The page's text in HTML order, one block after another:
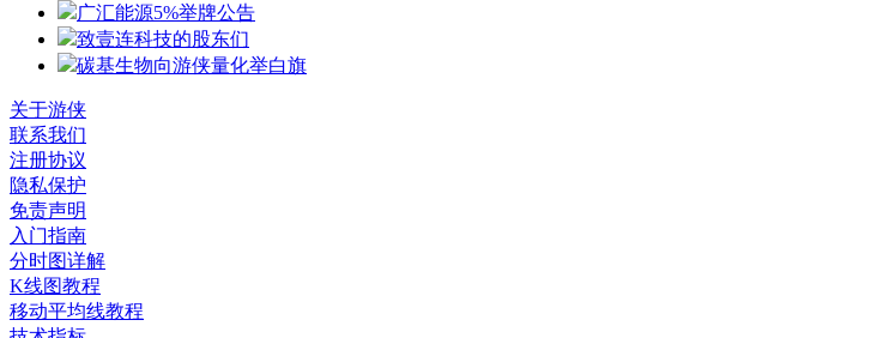
广汇能源5%举牌公告
致壹连科技的股东们
碳基生物向游侠量化举白旗
关于游侠
联系我们
注册协议
隐私保护
免责声明
入门指南
分时图详解
K线图教程
移动平均线教程